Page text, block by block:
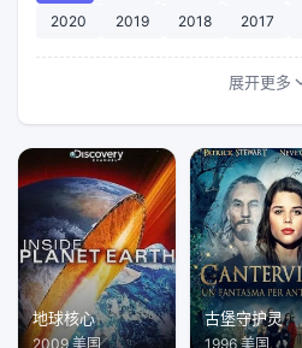
2020
2019 2018 2017
展开更多
地球核心
2009 美国
古堡守护灵
1996 美国